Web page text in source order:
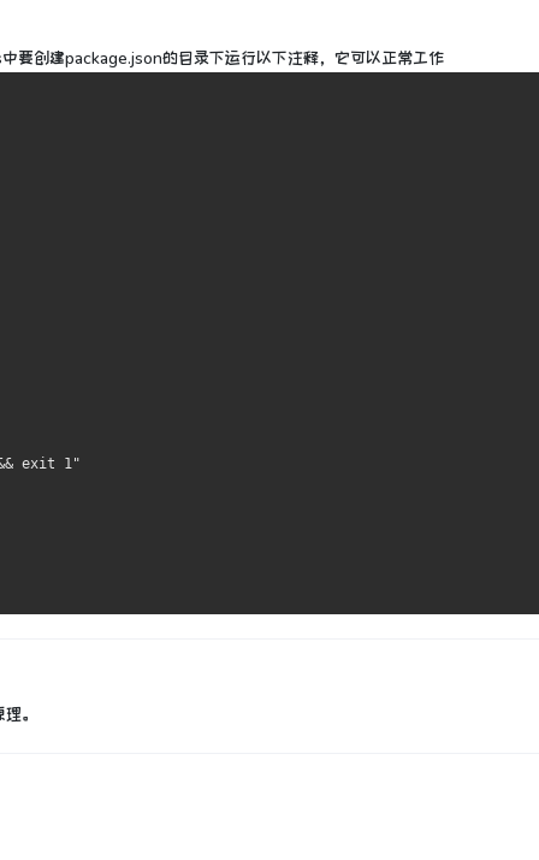
要创建package.json的目录下运行以下注释，它可以正常工作
exit 1"
。